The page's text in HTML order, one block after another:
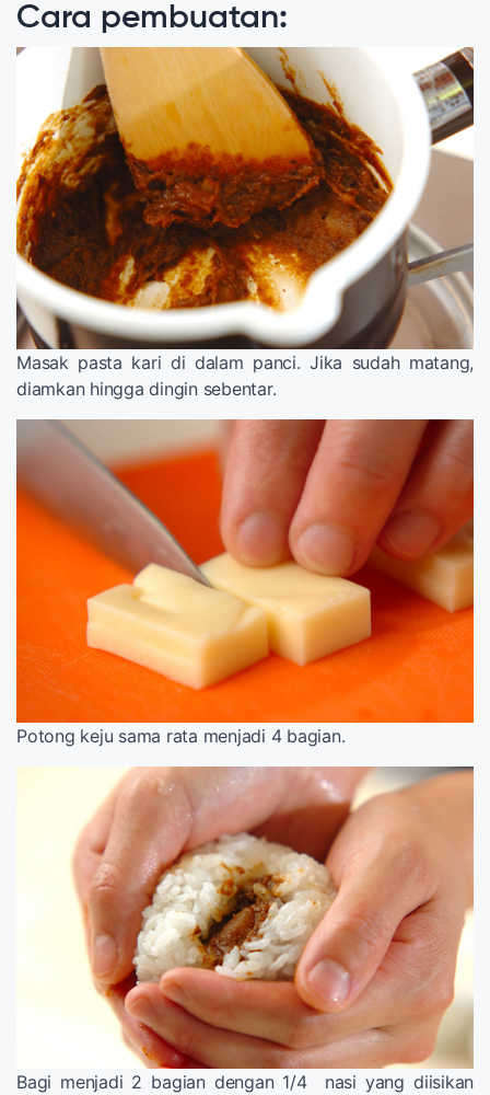
Cara pembuatan:
Masak pasta kari di dalam panci. Jika sudah matang,
diamkan hingga dingin sebentar.
Potong keju sama rata menjadi 4 bagian.
Bagi menjadi 2 bagian dengan 1/4 nasi yang diisikan